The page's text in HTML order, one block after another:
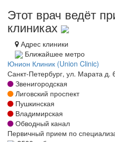
Этот врач ведёт
клиниках
Адрес клиники
Ближайшее метро
Юнион Клиник (Union Clinic)
Санкт-Петербург, ул. Марата д.
Звенигородская
Лиговский проспект
Пушкинская
Владимирская
Обводный канал
Первичный прием по